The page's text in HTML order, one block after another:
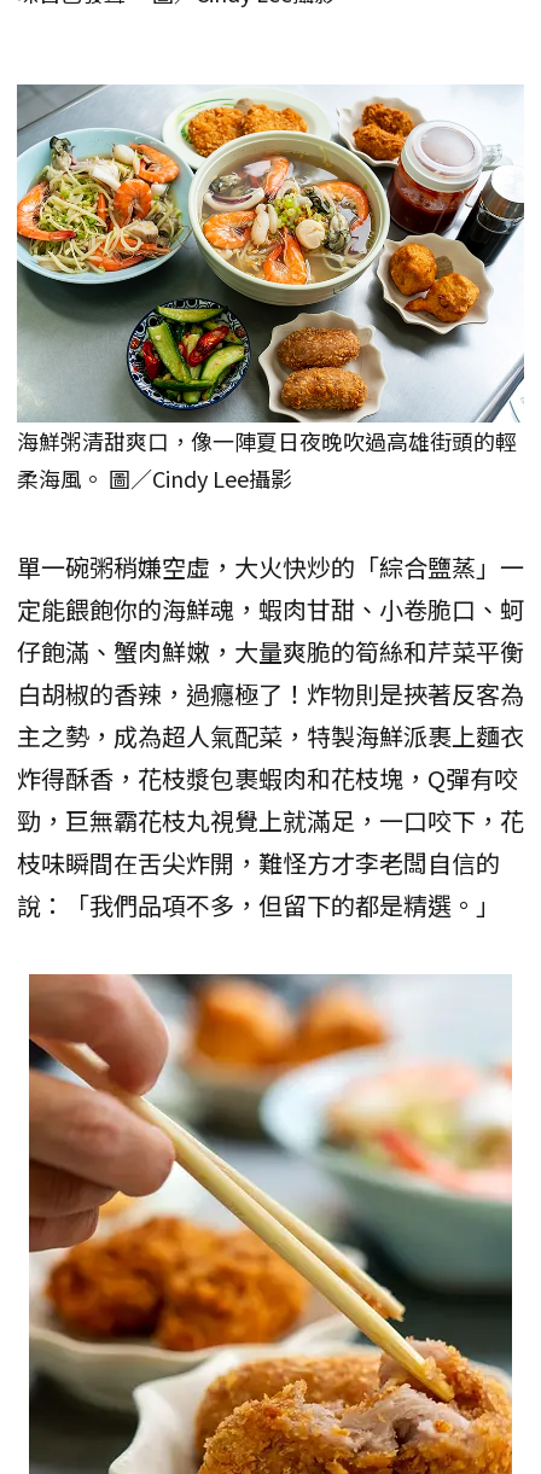
海鮮粥清甜爽口，像一陣夏日夜晚吹過高雄街頭的輕
柔海風。 圖／Cindy Lee攝影
單一碗粥稍嫌空虛，大火快炒的「綜合鹽蒸」一
定能餵飽你的海鮮魂，蝦肉甘甜、小卷脆口、蚵
仔飽滿、蟹肉鮮嫩，大量爽脆的筍絲和芹菜平衡
白胡椒的香辣，過癮極了！炸物則是挾著反客為
主之勢，成為超人氣配菜，特製海鮮派裹上麵衣
炸得酥香，花枝漿包裹蝦肉和花枝塊，Q彈有咬
勁，巨無霸花枝丸視覺上就滿足，一口咬下，花
枝味瞬間在舌尖炸開，難怪方才李老闆自信的
說：「我們品項不多，但留下的都是精選。」